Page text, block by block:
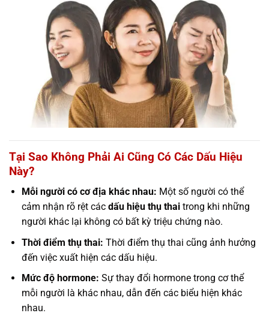
Tại Sao Không Phải Ai Cũng Có Các Dấu Hiệu
Này?
Mỗi người có cơ địa khác nhau: Một số người có thể
cảm nhận rõ rệt các dấu hiệu thụ thaitrong khi những
người khác lại không có bất kỳ triệu chứng nào.
Thời điểm thụ thai: Thời điểm thụ thai cũng ảnh hưởng
đến việc xuất hiện các dấu hiệu.
Mức độ hormone: Sự thay đổi hormone trong cơ thể
mỗi người là khác nhau, dẫn đến các biểu hiện khác
nhau.